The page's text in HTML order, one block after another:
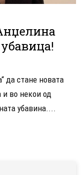
да стане новата
и во некои од
убавина....